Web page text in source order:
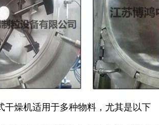
干燥机适用于多种物料，尤其是以下